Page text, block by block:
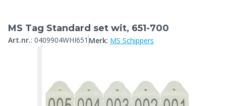
MS Tag Standard set wit, 651-700
Art.nr.: 0409904WHI651 Merk: MS Schippers